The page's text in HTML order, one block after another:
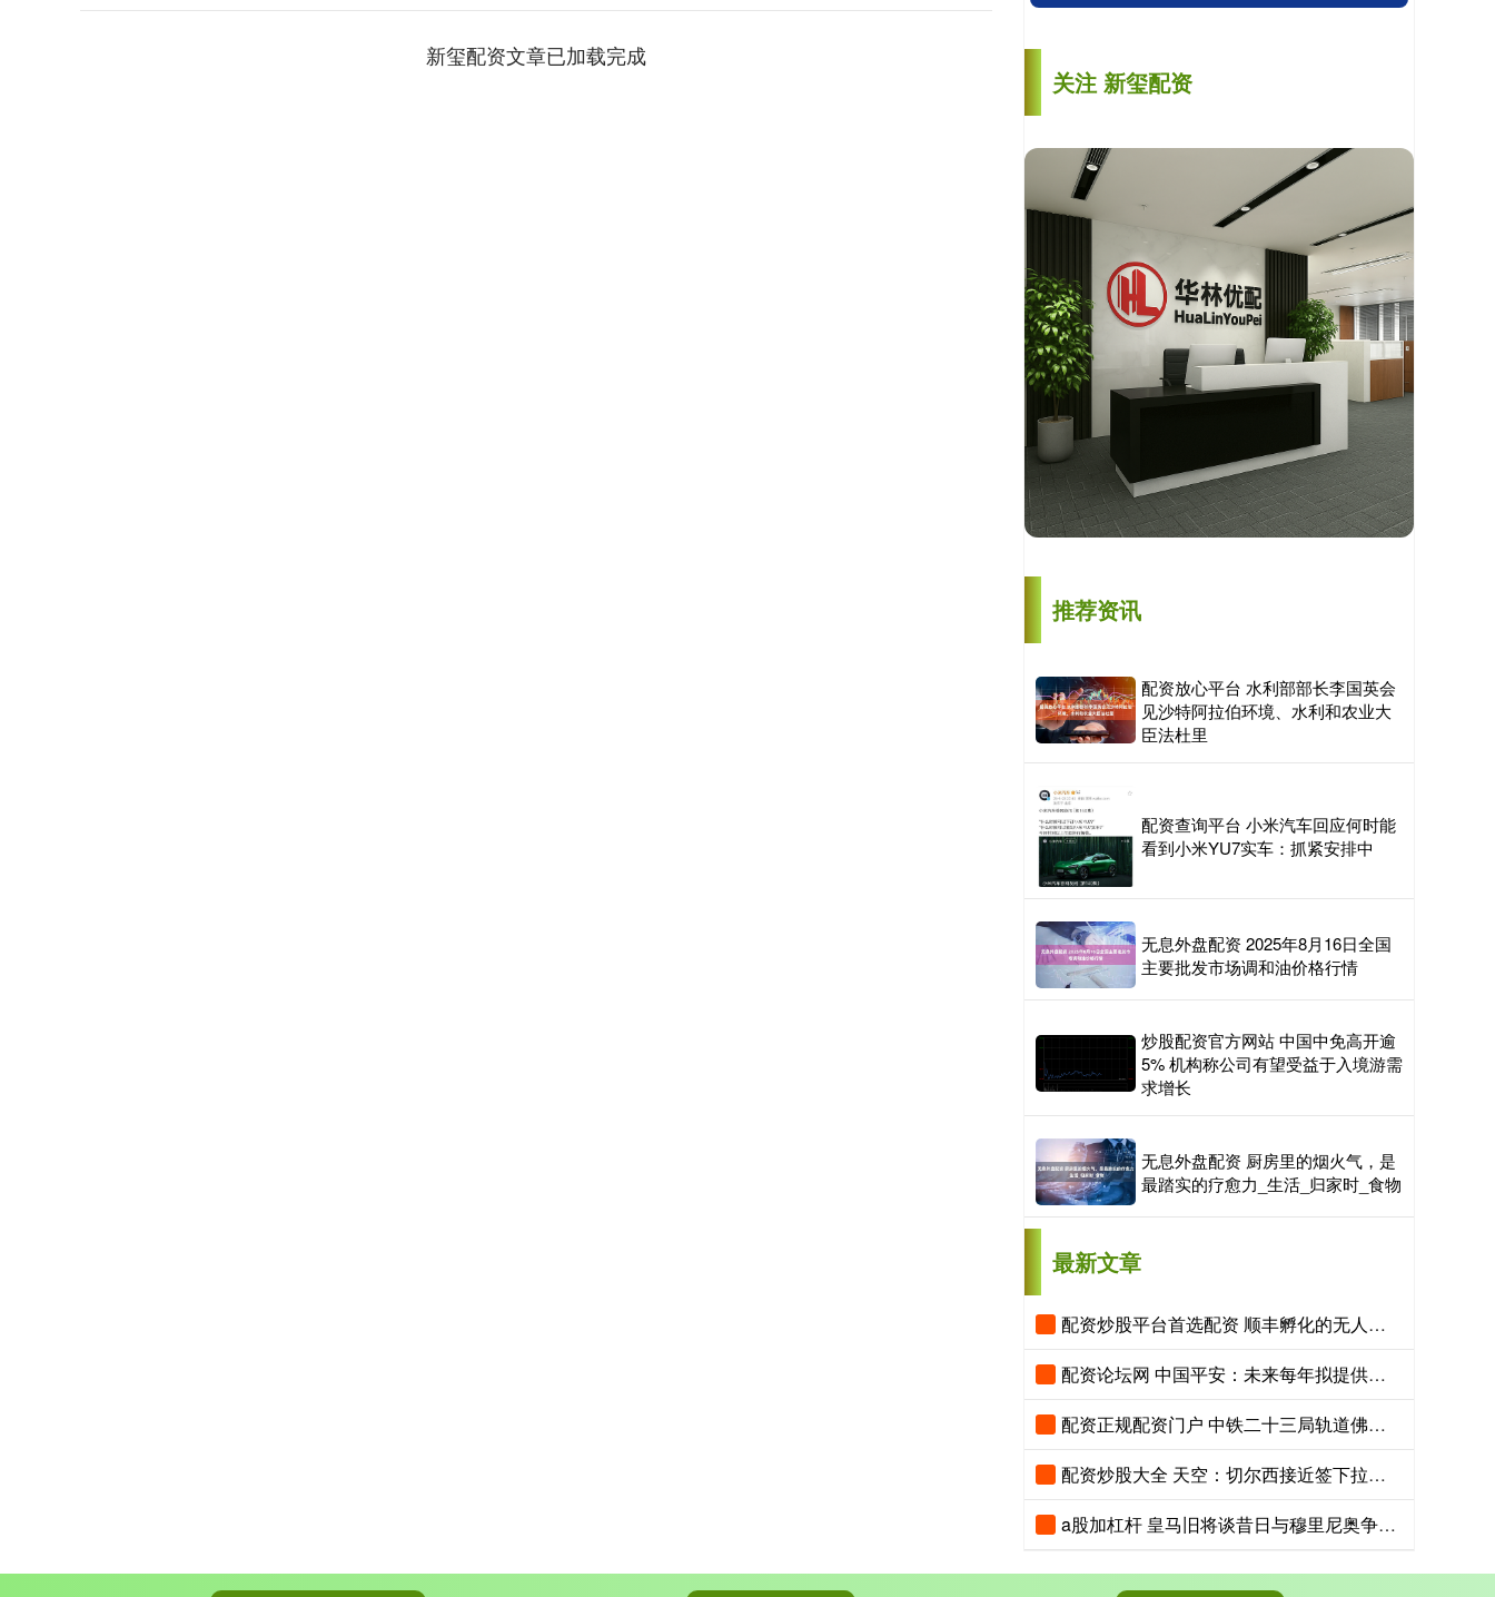
新玺配资文章已加载完成
关注 新玺配资
推荐资讯
配资放心平台 水利部部长李国英会
见沙特阿拉伯环境、水利和农业大
臣法杜里
配资查询平台 小米汽车回应何时能
看到小米YU7实车：抓紧安排中
无息外盘配资 2025年8月16日全国
主要批发市场调和油价格行情
炒股配资官方网站 中国中免高开逾
5% 机构称公司有望受益于入境游需
求增长
无息外盘配资 厨房里的烟火气，是
最踏实的疗愈力_生活_归家时_食物
最新文章
配资炒股平台首选配资 顺丰孵化的无人零售货柜生意，亏损千万冲击港股IPO
配资论坛网 中国平安：未来每年拟提供超1万个校招岗位，AI招聘官首秀
配资正规配资门户 中铁二十三局轨道佛山公司厂房高坠事故，5企被罚156万元
配资炒股大全 天空：切尔西接近签下拉克鲁瓦，水晶宫要价超5500万镑
a股加杠杆 皇马旧将谈昔日与穆里尼奥争执：他那次突然发飙 那段日子很痛苦